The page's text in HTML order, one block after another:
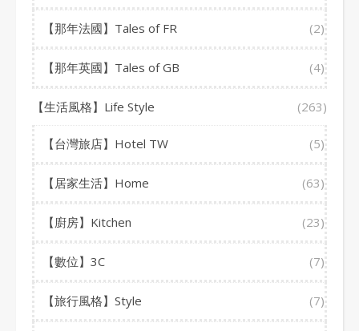
【那年法國】Tales of FR (2)
【那年英國】Tales of GB (4)
【生活風格】Life Style (263)
【台灣旅店】Hotel TW (5)
【居家生活】Home (63)
【廚房】Kitchen (23)
【數位】3C (7)
【旅行風格】Style (7)